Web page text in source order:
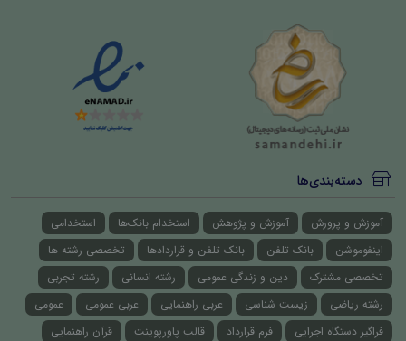
دسته‌بندی‌ها
آموزش و پرورش آموزش و پژوهش استخدام بانک‌ها
استخدامی
اینفوموشن
بانک تلفن بانک تلفن و قراردادها
تخصصی رشته ها
تخصصی مشترک
دین و زندگی عمومی رشته انسانی
رشته تجربی
رشته ریاضی
زیست شناسی عربی راهنمایی عربی عمومی
عمومی
فراگیر دستگاه اجرایی
فرم قرارداد قالب پاورپوینت
قرآن راهنمایی